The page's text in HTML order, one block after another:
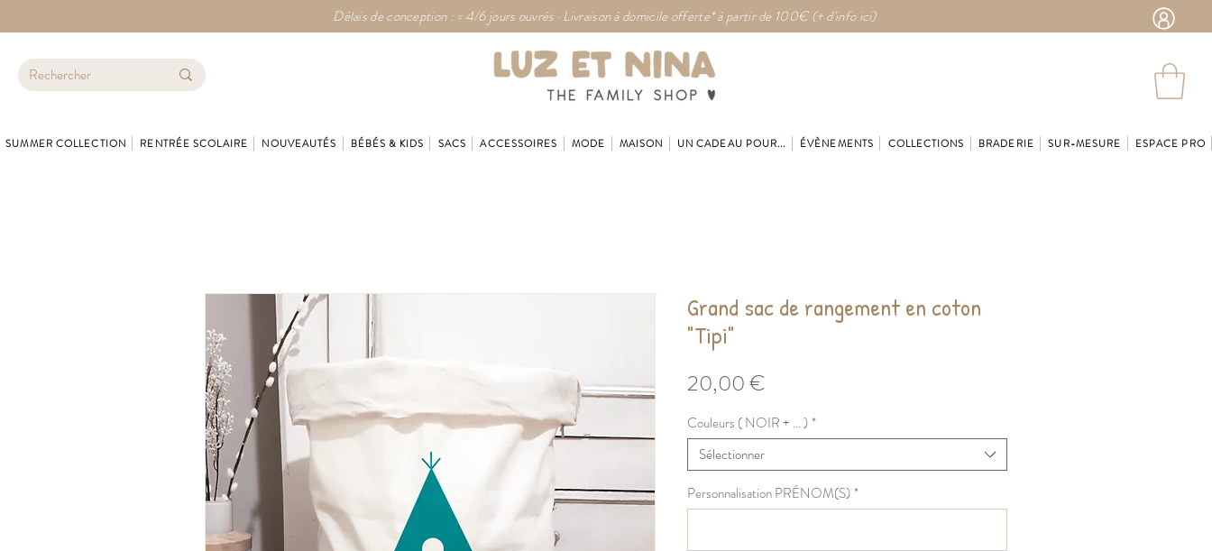
Délais de conception : ≈ 4/6 jours ouvrés · Livraison à domicile offerte* à partir de 100€ (+ d'info ici)
SUMMER COLLECTION RENTRÉE SCOLAIRE NOUVEAUTÉS BÉBÉS & KIDS SACS ACCESSOIRES MODE MAISON UN CADEAU POUR... ÉVÈNEMENTS COLLECTIONS BRADERIE SUR-MESURE ESPACE PRO
Grand sac de rangement en coton
"Tipi"
20,00 €
Couleurs ( NOIR + ... )*
Sélectionner
Personnalisation PRÉNOM(S)*